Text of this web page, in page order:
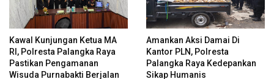
Kawal Kunjungan Ketua MA
RI, Polresta Palangka Raya
Pastikan Pengamanan
Wisuda Purnabakti Berjalan
Amankan Aksi Damai Di
Kantor PLN, Polresta
Palangka Raya Kedepankan
Sikap Humanis